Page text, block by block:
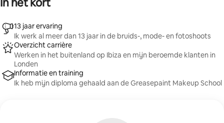
13 jaar ervaring
Ik werk al meer dan 13 jaar in de bruids-, mode- en fotoshoots
Overzicht carrière
Werken in het buitenland op Ibiza en mijn beroemde klanten in
Londen
Informatie en training
Ik heb mijn diploma gehaald aan de Greasepaint Makeup School